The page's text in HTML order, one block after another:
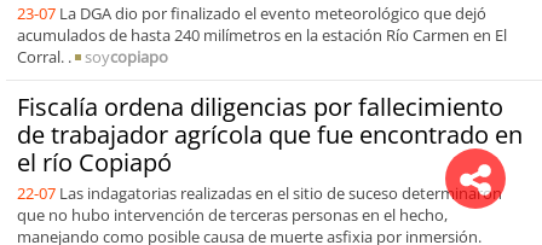
23-07 La DGA dio por finalizado el evento meteorológico que dejó
acumulados de hasta 240 milímetros en la estación Río Carmen en El
Corral. .
soycopiapo
Fiscalía ordena diligencias por fallecimiento
de trabajador agrícola que fue encontrado en
el río Copiapó
22-07 Las indagatorias realizadas en el sitio de suceso determinaron
que no hubo intervención de terceras personas en el hecho,
manejando como posible causa de muerte asfixia por inmersión.